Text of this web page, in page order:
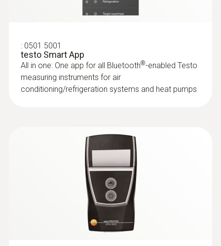
imersão/penetração
Sonda de imersão precisa e de ação
rápida, estanque, TP Tipo...
Sonda de imersão precisa e de ação rápida,
: 0501 5001
testo Smart App
All in one: One app for all Bluetooth®-enabled Testo
measuring instruments for air
conditioning/refrigeration systems and heat pumps